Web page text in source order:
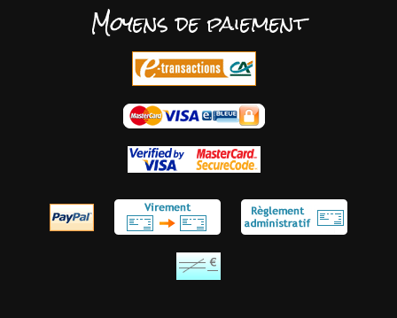
Moyens de paiement